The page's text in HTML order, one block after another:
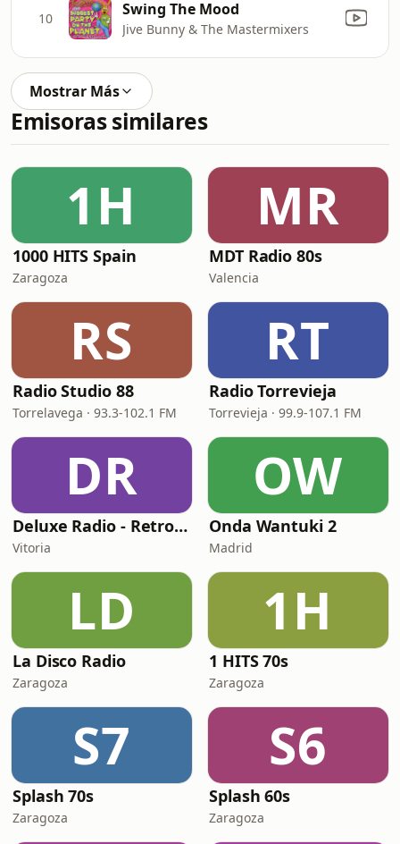
10 Swing The Mood
Jive Bunny & The Mastermixers
Mostrar Más
Emisoras similares
1H
1000 HITS Spain
Zaragoza
MR
MDT Radio 80s
Valencia
RS
Radio Studio 88
Torrelavega · 93.3-102.1 FM
RT
Radio Torrevieja
Torrevieja · 99.9-107.1 FM
DR
Deluxe Radio - Retro Dance
Vitoria
OW
Onda Wantuki 2
Madrid
LD
La Disco Radio
Zaragoza
1H
1 HITS 70s
Zaragoza
S7
Splash 70s
Zaragoza
S6
Splash 60s
Zaragoza